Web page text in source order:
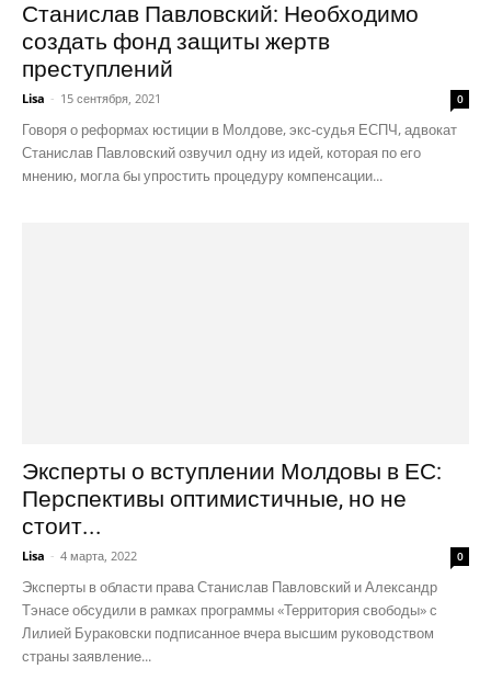
Станислав Павловский: Необходимо
создать фонд защиты жертв
преступлений
Lisa - 15 сентября, 2021 0
Говоря о реформах юстиции в Молдове, экс-судья ЕСПЧ, адвокат
Станислав Павловский озвучил одну из идей, которая по его
мнению, могла бы упростить процедуру компенсации...
Эксперты о вступлении Молдовы в ЕС:
Перспективы оптимистичные, но не
стоит...
Lisa - 4 марта, 2022 0
Эксперты в области права Станислав Павловский и Александр
Тэнасе обсудили в рамках программы «Территория свободы» с
Лилией Бураковски подписанное вчера высшим руководством
страны заявление...